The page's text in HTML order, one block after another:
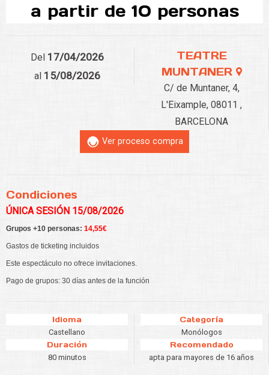
a partir de 10 personas
Del 17/04/2026
al 15/08/2026
TEATRE
MUNTANER
C/ de Muntaner, 4,
L'Eixample, 08011 ,
BARCELONA
Ver proceso compra
Condiciones
ÚNICA SESIÓN 15/08/2026
Grupos +10 personas: 14,55€
Gastos de ticketing incluidos
Este espectáculo no ofrece invitaciones.
Pago de grupos: 30 días antes de la función
Idioma
Castellano
Categoría
Monólogos
Duración
80 minutos
Recomendado
apta para mayores de 16 años